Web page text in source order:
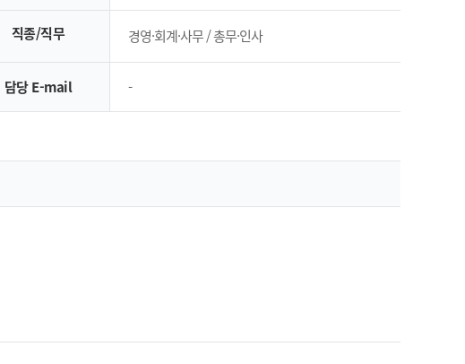
직종/직무 경영·회계·사무 / 총무·인사
담당 E-mail -